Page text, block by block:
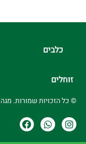
כלבים
זוחלים
© כל הזכויות שמורות. מגה פט